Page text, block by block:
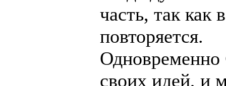
часть, так как
повторяется.
Одновременно
своих идей, и